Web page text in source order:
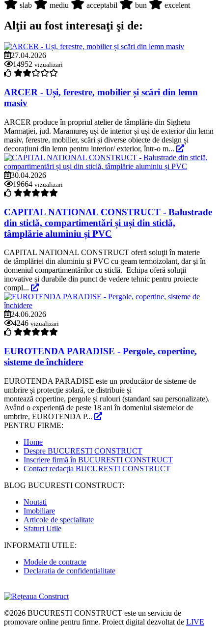
slab mediu acceptabil bun excelent
Alţii au fost interesaţi şi de:
27.04.2026
14952 vizualizari
ARCER - Uși, ferestre, mobilier și scări din lemn
masiv
ARCER produce în propriul atelier de tâmplărie din Sighetu
Marmației, jud. Maramureș uși de interior și uși de exterior din lemn
masiv, ferestre, mobilier, scări și diverse obiecte de design și
decorațiuni din lemn pentru interior/ exterior, într-o m...
30.04.2026
19664 vizualizari
CAPITAL NATIONAL CONSTRUCT - Balustrade
din sticlă, compartimentări și uși din sticlă,
tâmplărie aluminiu și PVC
CAPITAL NATIONAL CONSTRUCT oferă soluţii în materie
de tâmplăriei din aluminiu şi PVC cu geam termoizolant, dar şi în
domeniul compartimentărilor cu sticlă. Echipa oferă soluții
inovative și durabile din punct de vedere tehnic pentru proiecte
compl...
24.06.2026
4246 vizualizari
EUROTENDA PARADISE - Pergole, copertine,
sisteme de închidere
EUROTENDA PARADISE este un producător de sisteme de
umbrire și protecție solară, ce distribuie și
montează copertine, pergole și rulouri (standard sau personalizate).
Având o experiență de peste 18 ani în domeniul sistemelor de
umbrire, EUROTENDA P...
PENTRU FIRME:
Home
Despre BUCURESTI CONSTRUCT
Inscriere firmă în BUCURESTI CONSTRUCT
Contact redacţia BUCURESTI CONSTRUCT
BLOG BUCURESTI CONSTRUCT:
Noutati
Imobiliare
Articole de specialitate
Sfaturi Utile
INFORMATII UTILE:
Modele de contracte
Declaratia de confidentialitate
©2026 BUCURESTI CONSTRUCT este un serviciu de
promovare online pentru firme. Proiect digital dezvoltat de LIVE